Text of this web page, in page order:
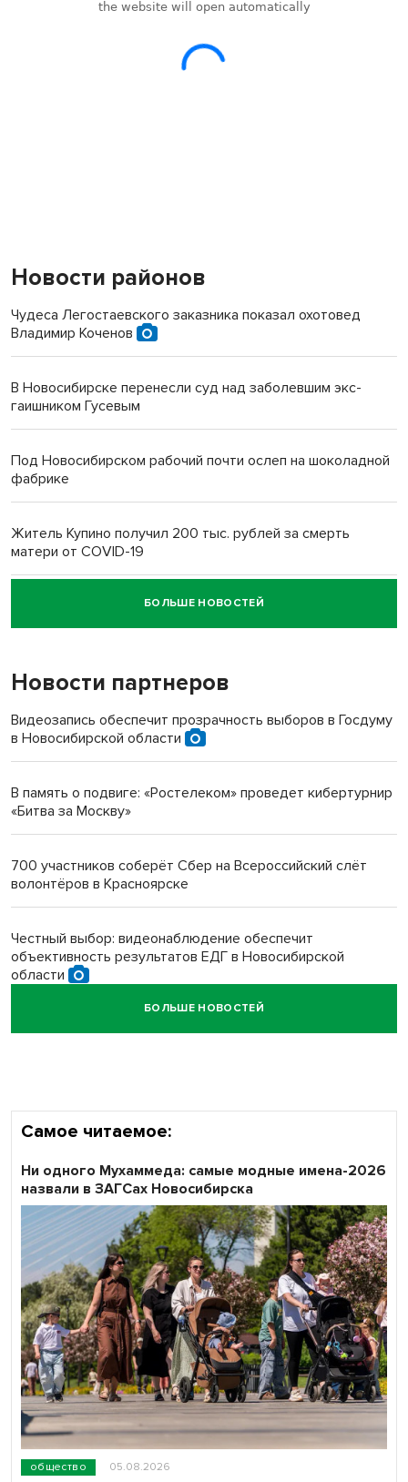
Новости районов
Чудеса Легостаевского заказника показал охотовед
Владимир Коченов
В Новосибирске перенесли суд над заболевшим экс-
гаишником Гусевым
Под Новосибирском рабочий почти ослеп на шоколадной
фабрике
Житель Купино получил 200 тыс. рублей за смерть
матери от COVID-19
Новосибирский суд наказал водителя за смерть
пенсионерки на вокзале
«Мы живём на пастбище!»: в новосибирском селе лошади
терроризируют жителей
Инвалид получил условный срок за избиение врачей
Новосибирский преподаватель с женой вошли в топ-16
Обновлённое отделение ВТБ открылось в Искитиме
БОЛЬШЕ НОВОСТЕЙ
Новости партнеров
Видеозапись обеспечит прозрачность выборов в Госдуму
в Новосибирской области
В память о подвиге: «Ростелеком» проведет кибертурнир
«Битва за Москву»
700 участников соберёт Сбер на Всероссийский слёт
волонтёров в Красноярске
Честный выбор: видеонаблюдение обеспечит
объективность результатов ЕДГ в Новосибирской
области
Кибертанки пошли в бой: «Ростелеком» объявляет
БОЛЬШЕ НОВОСТЕЙ
Самое читаемое:
общество 05.08.2026
Ни одного Мухаммеда: самые модные имена-2026
назвали в ЗАГСах Новосибирска